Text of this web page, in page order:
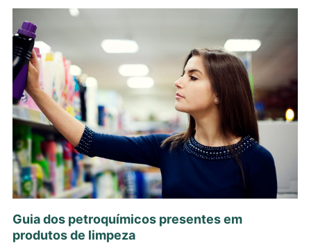
Guia dos petroquímicos presentes em
produtos de limpeza